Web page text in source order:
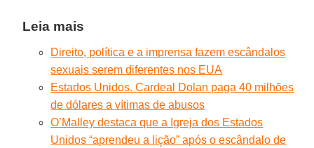
Leia mais
Direito, política e a imprensa fazem escândalos
sexuais serem diferentes nos EUA
Estados Unidos. Cardeal Dolan paga 40 milhões
de dólares a vítimas de abusos
O’Malley destaca que a Igreja dos Estados
Unidos “aprendeu a lição” após o escândalo de